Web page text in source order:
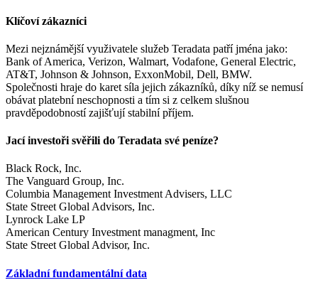
Klíčoví zákazníci
Mezi nejznámější využivatele služeb Teradata patří jména jako:
Bank of America, Verizon, Walmart, Vodafone, General Electric,
AT&T, Johnson & Johnson, ExxonMobil, Dell, BMW.
Společnosti hraje do karet síla jejich zákazníků, díky níž se nemusí
obávat platební neschopnosti a tím si z celkem slušnou
pravděpodobností zajišťují stabilní příjem.
Jací investoři svěřili do Teradata své peníze?
Black Rock, Inc.
The Vanguard Group, Inc.
Columbia Management Investment Advisers, LLC
State Street Global Advisors, Inc.
Lynrock Lake LP
American Century Investment managment, Inc
State Street Global Advisor, Inc.
Základní fundamentální data